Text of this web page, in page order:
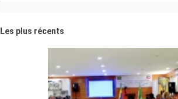
Les plus récents